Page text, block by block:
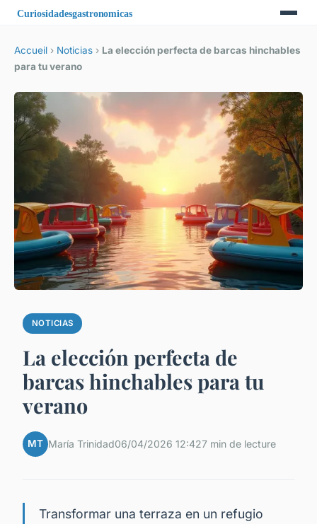
Accueil › Noticias › La elección perfecta de barcas hinchables
para tu verano
NOTICIAS
La elección perfecta de
barcas hinchables para tu
verano
MT María Trinidad06/04/2026 12:427 min de lecture
Transformar una terraza en un refugio